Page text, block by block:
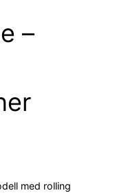
–
med rolling